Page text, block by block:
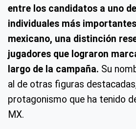
entre los candidatos a uno
individuales más
mexicano, una distinción
jugadores que lograron
largo de la campaña. Su
al de otras figuras
protagonismo que ha tenido
MX.